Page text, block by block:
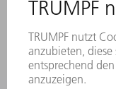
STANDORTE
NEWSLETTER-
MYTRUMPF
PRODUKTE